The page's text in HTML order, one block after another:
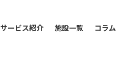
サービス紹介 施設一覧 コラム